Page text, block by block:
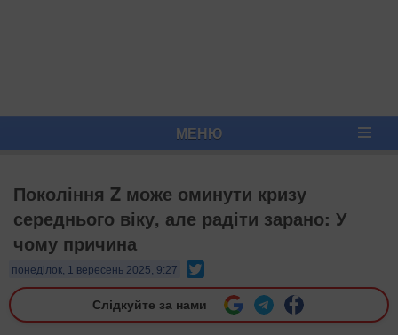
МЕНЮ
Покоління Z може оминути кризу
середнього віку, але радіти зарано: У
чому причина
понеділок, 1 вересень 2025, 9:27
Слідкуйте за нами